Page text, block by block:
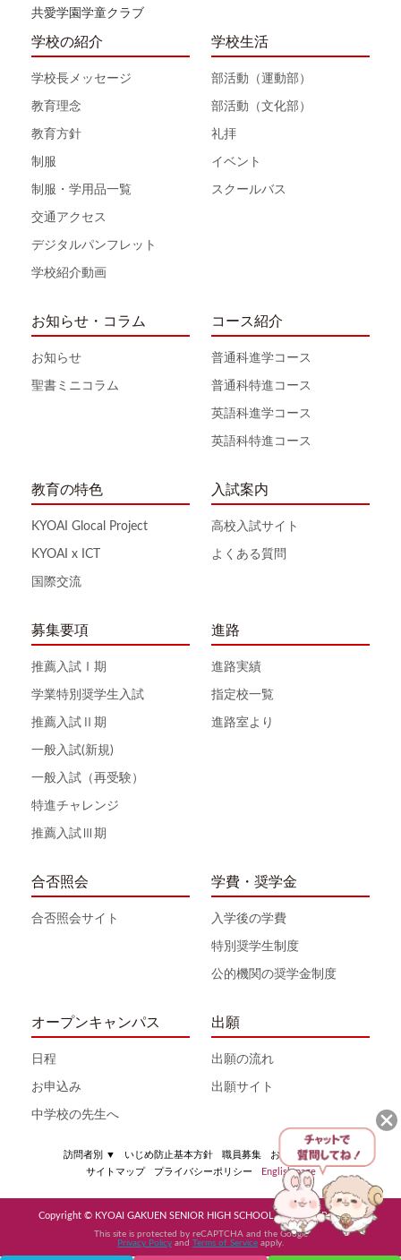
共愛学園学童クラブ
学校の紹介
学校長メッセージ
教育理念
教育方針
制服
制服・学用品一覧
交通アクセス
デジタルパンフレット
学校紹介動画
学校生活
部活動（運動部）
部活動（文化部）
礼拝
イベント
スクールバス
お知らせ・コラム
お知らせ
聖書ミニコラム
コース紹介
普通科進学コース
普通科特進コース
英語科進学コース
英語科特進コース
教育の特色
KYOAI Glocal Project
KYOAI x ICT
国際交流
入試案内
高校入試サイト
よくある質問
募集要項
推薦入試Ⅰ期
学業特別奨学生入試
推薦入試Ⅱ期
一般入試(新規)
一般入試（再受験）
特進チャレンジ
推薦入試Ⅲ期
進路
進路実績
指定校一覧
進路室より
合否照会
合否照会サイト
学費・奨学金
入学後の学費
特別奨学生制度
公的機関の奨学金制度
オープンキャンパス
日程
お申込み
中学校の先生へ
出願
出願の流れ
出願サイト
訪問者別 ▼ いじめ防止基本方針 職員募集
お問い合わせ
サイトマップ
プライバシーポリシー English page
Copyright © KYOAI GAKUEN SENIOR HIGH SCHOOL All Rights Reserved
This site is protected by reCAPTCHA and the Google
Privacy Policy and Terms of Service apply.